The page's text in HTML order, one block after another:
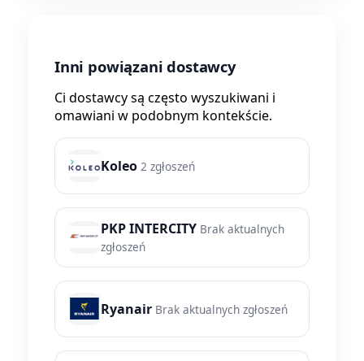
Inni powiązani dostawcy
Ci dostawcy są często wyszukiwani i
omawiani w podobnym kontekście.
Koleo 2 zgłoszeń
PKP INTERCITY Brak aktualnych
zgłoszeń
Ryanair Brak aktualnych zgłoszeń